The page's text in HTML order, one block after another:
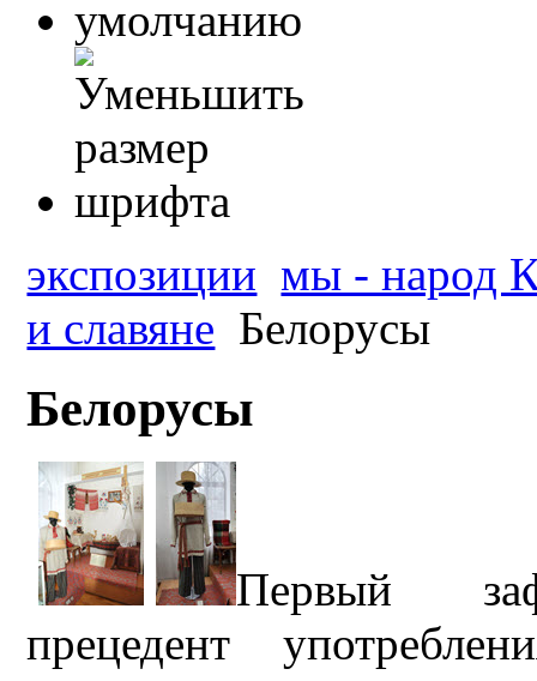
экспозиции мы - народ
и славяне Белорусы
Белорусы
Первый
прецедент